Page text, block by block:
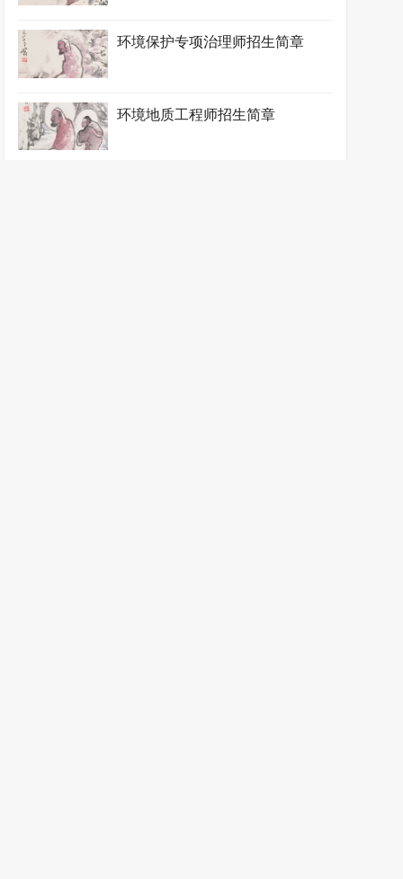
环境保护专项治理师招生简章
环境地质工程师招生简章